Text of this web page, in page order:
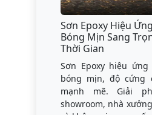
Sơn Epoxy Hiệu
Bóng Mịn Sang
Thời Gian
Sơn Epoxy hiệu
bóng mịn, độ cứng
mạnh mẽ. Giải
showroom, nhà